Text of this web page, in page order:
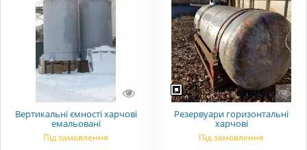
Вертикальні ємності харчові
емальовані
Під замовлення
Резервуари горизонтальні
харчові
Під замовлення